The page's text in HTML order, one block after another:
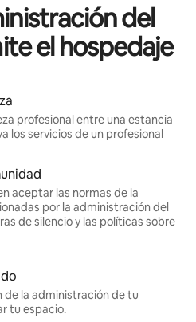
del
el hospedaje
profesional entre una estancia
los servicios de un profesional
aceptar las normas de la
por la administración del
de silencio y las políticas sobre
de la administración de tu
tu espacio.